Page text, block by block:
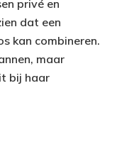
privé en
dat een
kan combineren.
maar
bij haar